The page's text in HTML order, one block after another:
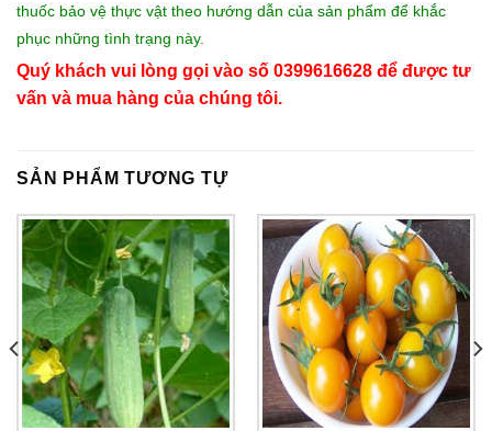
thuốc bảo vệ thực vật theo hướng dẫn của sản phẩm để khắc
phục những tình trạng này.
Quý khách vui lòng gọi vào số 0399616628 để được tư
vấn và mua hàng của chúng tôi.
SẢN PHẨM TƯƠNG TỰ